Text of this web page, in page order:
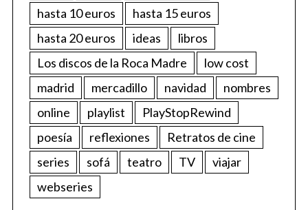
hasta 10 euros
hasta 15 euros
hasta 20 euros
ideas
libros
Los discos de la Roca Madre
low cost
madrid
mercadillo navidad
nombres
online
playlist
PlayStopRewind
poesía
reflexiones
Retratos de cine
series
sofá teatro TV
viajar
webseries